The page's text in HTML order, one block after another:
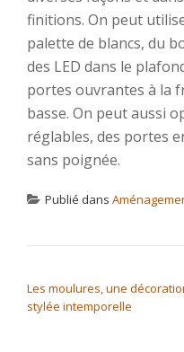
finitions. On peut
palette de blancs, du
des LED dans le
portes ouvrantes à la
basse. On peut aussi
réglables, des portes
sans poignée.
Publié dans
Les moulures, une
stylée intemporelle